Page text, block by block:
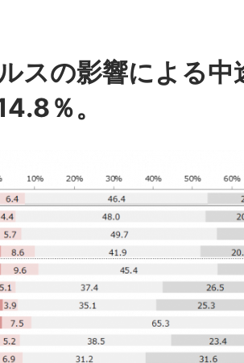
スの影響による中
％。